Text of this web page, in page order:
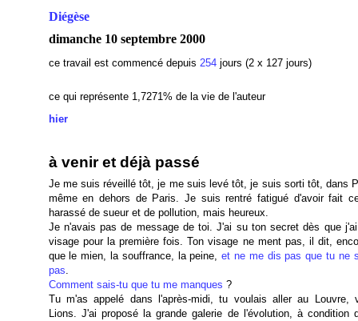
Diégèse
dimanche 10 septembre 2000
ce travail est commencé depuis 254jours (2 x 127 jours)
ce qui représente 1,7271% de la vie de l'auteur
hier
à venir et déjà passé
Je me suis réveillé tôt, je me suis levé tôt, je suis sorti tôt, dans
même en dehors de Paris. Je suis rentré fatigué d'avoir fait
harassé de sueur et de pollution, mais heureux.
Je n'avais pas de message de toi. J'ai su ton secret dès que
visage pour la première fois. Ton visage ne ment pas, il dit,
que le mien, la souffrance, la peine,et ne me dis pas que tu ne
pas.
Comment sais-tu que tu me manques ?
Tu m'as appelé dans l'après-midi, tu voulais aller au Louvre,
Lions. J'ai proposé la grande galerie de l'évolution, à condition